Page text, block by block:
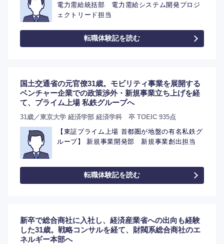
電力需給統括部 電力需給システム開発プロジ
ェクトリード担当
転職体験記を読む
国土交通省の元官僚31歳。モビリティ事業を展開する
ベンチャー企業での政策渉外・新規事業立ち上げを経
て、プライム上場 私鉄グループへ
31歳／東京大学 経済学部 経済学科 卒 TOEIC 935点
【東証プライム上場 首都圏が地盤の有名私鉄グ
ループ】 新規事業開発部 新規事業創出担当
転職体験記を読む
新卒で総合商社に入社し、経済産業省への出向も経験
した31歳。戦略コンサルを経て、財閥系総合商社のエ
ネルギー本部へ